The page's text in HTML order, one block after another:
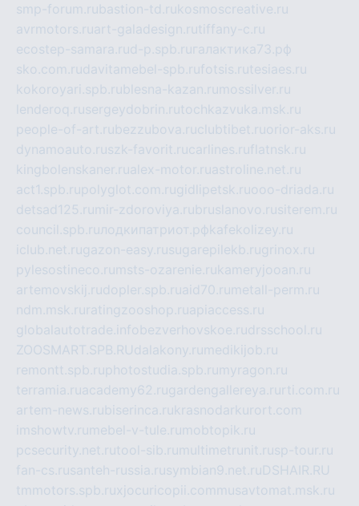
smp-forum.rubastion-td.rukosmoscreative.ru
avrmotors.ruart-galadesign.rutiffany-c.ru
ecostep-samara.rud-p.spb.ru галактика73.рф
sko.com.rudavitamebel-spb.rufotsis.rutesiaes.ru
kokoroyari.spb.rublesna-kazan.ru mossilver.ru
lenderoq.rusergeydobrin.rutochkazvuka.msk.ru
people-of-art.rubezzubova.ruclubtibet.ruorior-aks.ru
dynamoauto.ruszk-favorit.rucarlines.ruflatnsk.ru
kingbolenskaner.rualex-motor.ruastroline.net.ru
act1.spb.rupolyglot.com.rugidlipetsk.ruooo-driada.ru
detsad125.ru mir-zdoroviya.rubruslanovo.rusiterem.ru
council.spb.ruлодкипатриот.рфkafekolizey.ru
iclub.net.rugazon-easy.rusugarepilekb.rugrinox.ru
pylesostineco.ru msts-ozarenie.rukameryjooan.ru
artemovskij.rudopler.spb.ruaid70.ru metall-perm.ru
ndm.msk.ru ratingzooshop.ruapiaccess.ru
globalautotrade.info bezverhovskoe.rudrsschool.ru
ZOOSMART.SPB.RUdalakony.ru medikijob.ru
remontt.spb.ruphotostudia.spb.ru myragon.ru
terramia.ruacademy62.rugardengallereya.ru rti.com.ru
artem-news.rubiserinca.rukrasnodarkurort.com
imshowtv.ru mebel-v-tule.ru mobtopik.ru
pcsecurity.net.rutool-sib.ru multimetrunit.rusp-tour.ru
fan-cs.rusanteh-russia.rusymbian9.net.ruDSHAIR.RU
tmmotors.spb.ruxjocuricopii.com musavtomat.msk.ru